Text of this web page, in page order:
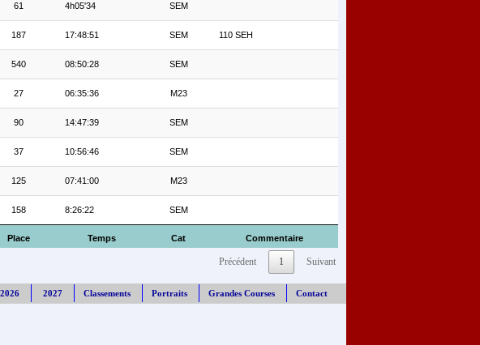
Place Temps Cat Commentaire
61 4h05'34 SEM
187 17:48:51 SEM 110 SEH
540 08:50:28 SEM
27 06:35:36 M23
90 14:47:39 SEM
37 10:56:46 SEM
125 07:41:00 M23
158 8:26:22 SEM
Précédent 1 Suivant
2027 Classements Portraits Grandes Courses Contact